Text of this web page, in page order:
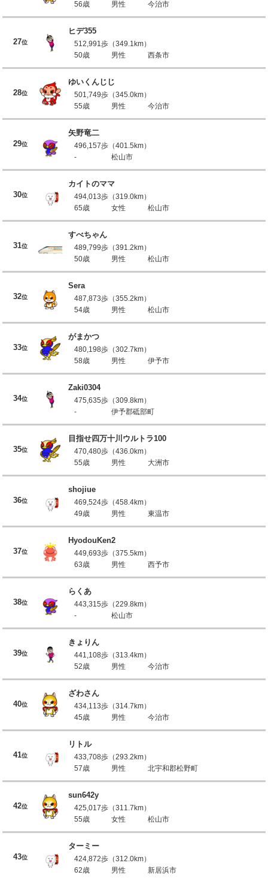
56歳 男性 今治市
27位
ヒデ355
512,991歩（349.1km）
50歳
男性 西条市
28位
ゆいくんじじ
501,749歩（345.0km）
55歳
男性 今治市
29位
矢野竜二
496,157歩（401.5km）
-
松山市
30位
カイトのママ
494,013歩（319.0km）
65歳
女性 松山市
31位
すべちゃん
489,799歩（391.2km）
50歳
男性 松山市
32位
Sera
487,873歩（355.2km）
54歳
男性 松山市
33位
がまかつ
480,198歩（302.7km）
58歳
男性 伊予市
34位
Zaki0304
475,635歩（309.8km）
-
伊予郡砥部町
35位
目指せ四万十川ウルトラ100
470,480歩（436.0km）
55歳
男性 大洲市
36位
shojiue
469,524歩（458.4km）
49歳
男性 東温市
37位
HyodouKen2
449,693歩（375.5km）
63歳
男性 西予市
38位
らくあ
443,315歩（229.8km）
-
松山市
39位
きょりん
441,108歩（313.4km）
52歳
男性 今治市
40位
ざわさん
434,113歩（314.7km）
45歳
男性 今治市
41位
リトル
433,708歩（293.2km）
57歳
男性 北宇和郡松野町
42位
sun642y
425,017歩（311.7km）
55歳
女性 松山市
43位
ターミー
424,872歩（312.0km）
62歳
男性 新居浜市